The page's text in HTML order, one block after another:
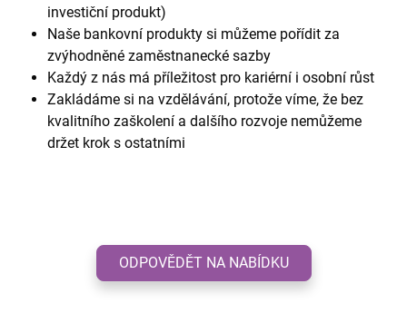
investiční produkt)
Naše bankovní produkty si můžeme pořídit za
zvýhodněné zaměstnanecké sazby
Každý z nás má příležitost pro kariérní i osobní růst
Zakládáme si na vzdělávání, protože víme, že bez
kvalitního zaškolení a dalšího rozvoje nemůžeme
držet krok s ostatními
ODPOVĚDĚT NA NABÍDKU